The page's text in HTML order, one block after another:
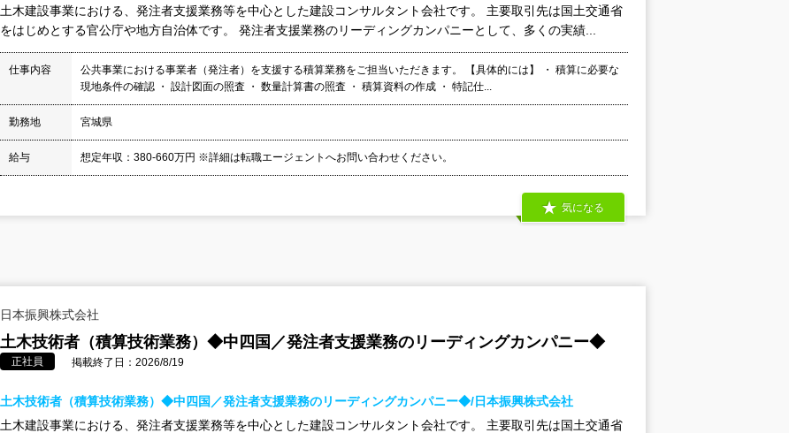
土木建設事業における、発注者支援業務等を中心とした建設コンサルタント会社です。 主要取引先は国土交通省
をはじめとする官公庁や地方自治体です。 発注者支援業務のリーディングカンパニーとして、多くの実績...
仕事内容
公共事業における事業者（発注者）を支援する積算業務をご担当いただきます。 【具体的には】 ・ 積算に必要な
現地条件の確認 ・ 設計図面の照査 ・ 数量計算書の照査 ・ 積算資料の作成 ・ 特記仕...
勤務地 宮城県
給与 想定年収：380-660万円 ※詳細は転職エージェントへお問い合わせください。
気になる
日本振興株式会社
土木技術者（積算技術業務）◆中四国／発注者支援業務のリーディングカンパニー◆
正社員 掲載終了日：2026/8/19
土木技術者（積算技術業務）◆中四国／発注者支援業務のリーディングカンパニー◆/日本振興株式会社
土木建設事業における、発注者支援業務等を中心とした建設コンサルタント会社です。 主要取引先は国土交通省